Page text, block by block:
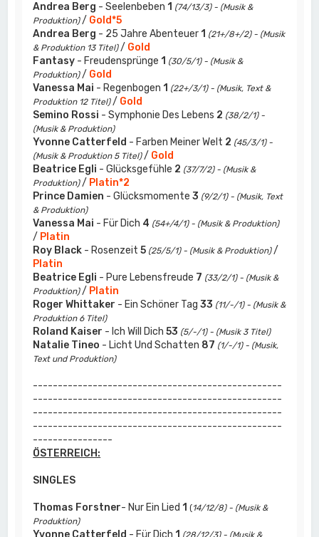
Andrea Berg - Seelenbeben 1 (74/13/3) - (Musik &
Produktion)/ Gold*5
Andrea Berg - 25 Jahre Abenteuer 1 (21+/8+/2) - (Musik
& Produktion 13 Titel)/ Gold
Fantasy - Freudensprünge 1 (30/5/1) - (Musik &
Produktion)/ Gold
Vanessa Mai - Regenbogen 1 (22+/3/1) - (Musik, Text &
Produktion 12 Titel)/ Gold
Semino Rossi - Symphonie Des Lebens 2 (38/2/1) -
(Musik & Produktion)
Yvonne Catterfeld - Farben Meiner Welt 2 (45/3/1) -
(Musik & Produktion 5 Titel)/ Gold
Beatrice Egli - Glücksgefühle 2 (37/7/2) - (Musik &
Produktion)/ Platin*2
Prince Damien - Glücksmomente3 (9/2/1) - (Musik, Text
& Produktion)
Vanessa Mai - Für Dich 4 (54+/4/1) - (Musik & Produktion)
/ Platin
Roy Black - Rosenzeit5 (25/5/1) - (Musik & Produktion)/
Platin
Beatrice Egli - Pure Lebensfreude 7 (33/2/1) - (Musik &
Produktion)/ Platin
Roger Whittaker - Ein Schöner Tag33 (11/-/1) - (Musik &
Produktion 6 Titel)
Roland Kaiser - Ich Will Dich53 (5/-/1) - (Musik 3 Titel)
Natalie Tineo - Licht Und Schatten 87 (1/-/1) - (Musik,
Text und Produktion)
--------------------------------------------------
--------------------------------------------------
--------------------------------------------------
--------------------------------------------------
----------------
ÖSTERREICH:
SINGLES
Thomas Forstner- Nur Ein Lied 1 (14/12/8) - (Musik &
Produktion)